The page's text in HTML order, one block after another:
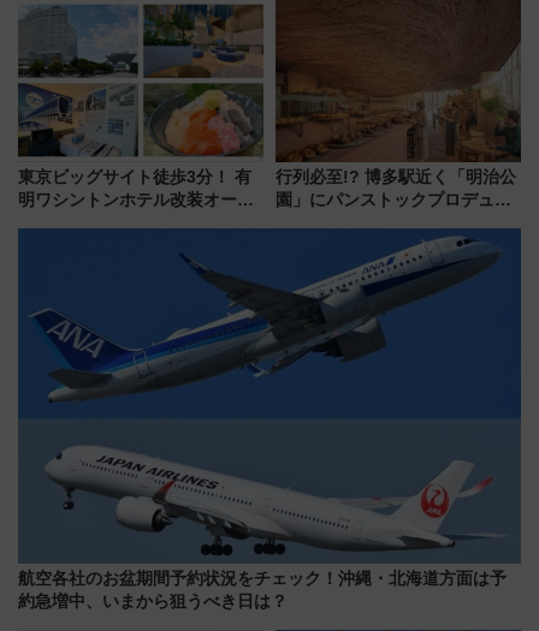
ン 場所や営業時間・限定弁当
東京ビッグサイト徒歩3分！ 有
明ワシントンホテル改装オープ
行列必至!? 博多駅近く「明治公
園」にパンストックプロデュー
オープン 秋からはビストロ営業
航空各社のお盆期間予約状況をチェック！沖縄・北海道方面は予
約急増中、いまから狙うべき日は？